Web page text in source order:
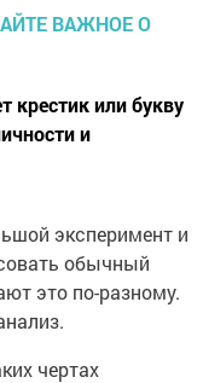
крестик или букву
и
эксперимент и
обычный
это по-разному.
чертах